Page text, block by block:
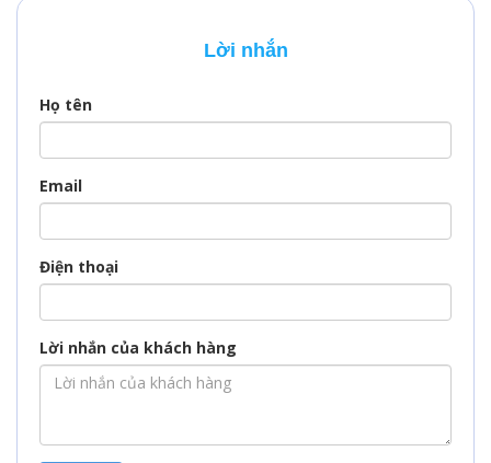
Lời nhắn
Họ tên
Email
Điện thoại
Lời nhắn của khách hàng